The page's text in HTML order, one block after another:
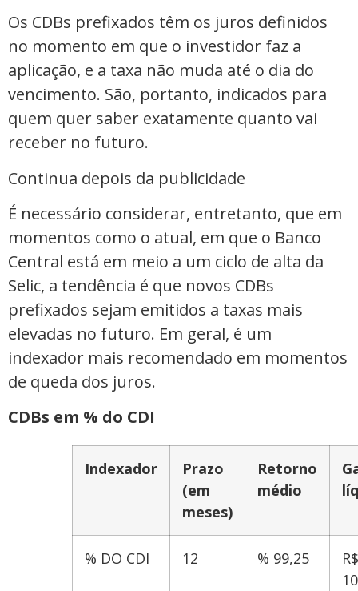
Os CDBs prefixados têm os juros definidos
no momento em que o investidor faz a
aplicação, e a taxa não muda até o dia do
vencimento. São, portanto, indicados para
quem quer saber exatamente quanto vai
receber no futuro.
Continua depois da publicidade
É necessário considerar, entretanto, que em
momentos como o atual, em que o Banco
Central está em meio a um ciclo de alta da
Selic, a tendência é que novos CDBs
prefixados sejam emitidos a taxas mais
elevadas no futuro. Em geral, é um
indexador mais recomendado em momentos
de queda dos juros.
CDBs em % do CDI
Indexador
Prazo
(em
meses)
Retorno
médio
% DO CDI 12 % 99,25
R$